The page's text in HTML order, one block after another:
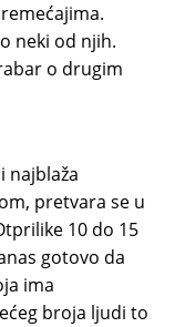
neki od njih.
o drugim
najblaža
pretvara se u
10 do 15
gotovo da
ima
broja ljudi to